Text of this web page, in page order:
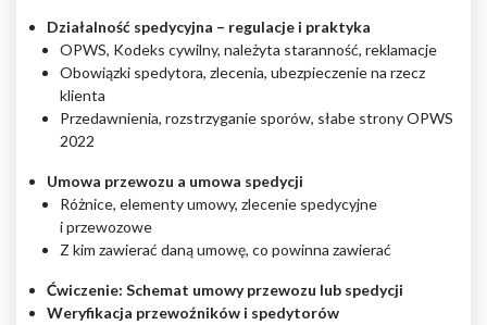
Działalność spedycyjna – regulacje i praktyka
OPWS, Kodeks cywilny, należyta staranność, reklamacje
Obowiązki spedytora, zlecenia, ubezpieczenie na rzecz
klienta
Przedawnienia, rozstrzyganie sporów, słabe strony OPWS
2022
Umowa przewozu a umowa spedycji
Różnice, elementy umowy, zlecenie spedycyjne
i przewozowe
Z kim zawierać daną umowę, co powinna zawierać
Ćwiczenie: Schemat umowy przewozu lub spedycji
Weryfikacja przewoźników i spedytorów